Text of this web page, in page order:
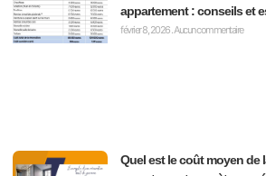
appartement : conseils et
février 8, 2026Aucun commentaire
Quel est le coût moyen de